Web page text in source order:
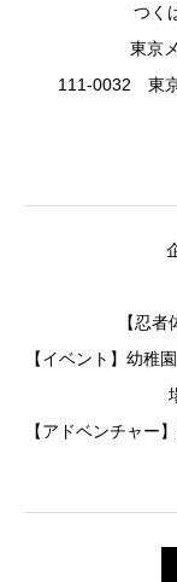
つく
東京
111-0032 東
【忍
【イベント】幼稚
【アドベンチャー